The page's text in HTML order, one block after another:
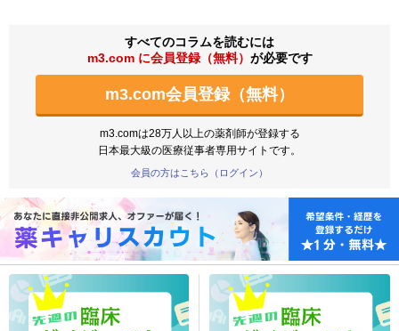
すべてのコラムを読むには
m3.com に会員登録（無料） が必要です
m3.com会員登録（無料）
m3.comは28万人以上の薬剤師が登録する
日本最大級の医療従事者専用サイトです。
会員の方はこちら（ログイン）